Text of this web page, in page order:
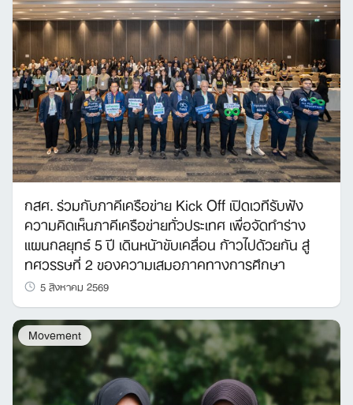
กสศ. ร่วมกับภาคีเครือข่าย Kick Off เปิดเวทีรับฟัง
ความคิดเห็นภาคีเครือข่ายทั่วประเทศ เพื่อจัดทำร่าง
แผนกลยุทธ์ 5 ปี เดินหน้าขับเคลื่อน ก้าวไปด้วยกัน สู่
ทศวรรษที่ 2 ของความเสมอภาคทางการศึกษา
5 สิงหาคม 2569
Movement